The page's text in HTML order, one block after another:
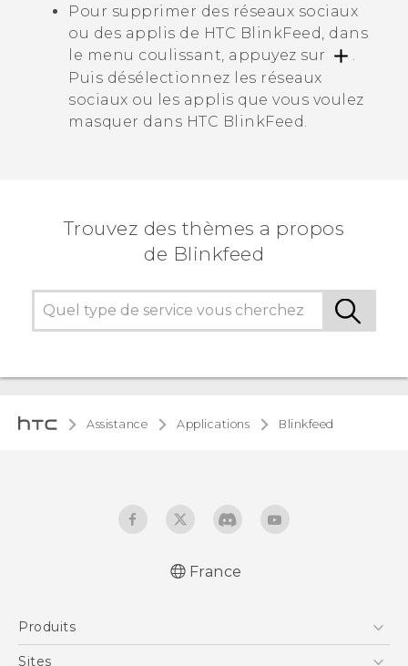
Pour supprimer des réseaux sociaux
ou des applis de HTC BlinkFeed, dans
le menu coulissant, appuyez sur
.
Puis désélectionnez les réseaux
sociaux ou les applis que vous voulez
masquer dans HTC BlinkFeed.
Trouvez des thèmes a propos
de Blinkfeed
Assistance Applications Blinkfeed
France
Produits
Smartphones
Sites